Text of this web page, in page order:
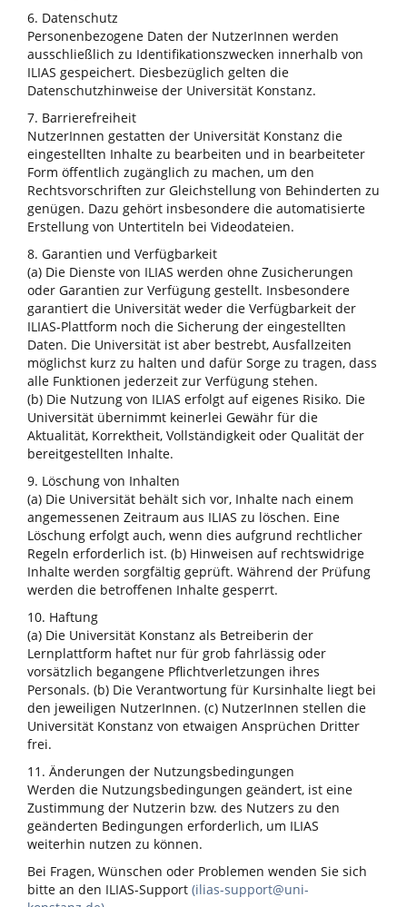
6. Datenschutz
Personenbezogene Daten der NutzerInnen werden
ausschließlich zu Identifikationszwecken innerhalb von
ILIAS gespeichert. Diesbezüglich gelten die
Datenschutzhinweise der Universität Konstanz.
7. Barrierefreiheit
NutzerInnen gestatten der Universität Konstanz die
eingestellten Inhalte zu bearbeiten und in bearbeiteter
Form öffentlich zugänglich zu machen, um den
Rechtsvorschriften zur Gleichstellung von Behinderten zu
genügen. Dazu gehört insbesondere die automatisierte
Erstellung von Untertiteln bei Videodateien.
8. Garantien und Verfügbarkeit
(a) Die Dienste von ILIAS werden ohne Zusicherungen
oder Garantien zur Verfügung gestellt. Insbesondere
garantiert die Universität weder die Verfügbarkeit der
ILIAS-Plattform noch die Sicherung der eingestellten
Daten. Die Universität ist aber bestrebt, Ausfallzeiten
möglichst kurz zu halten und dafür Sorge zu tragen, dass
alle Funktionen jederzeit zur Verfügung stehen.
(b) Die Nutzung von ILIAS erfolgt auf eigenes Risiko. Die
Universität übernimmt keinerlei Gewähr für die
Aktualität, Korrektheit, Vollständigkeit oder Qualität der
bereitgestellten Inhalte.
9. Löschung von Inhalten
(a) Die Universität behält sich vor, Inhalte nach einem
angemessenen Zeitraum aus ILIAS zu löschen. Eine
Löschung erfolgt auch, wenn dies aufgrund rechtlicher
Regeln erforderlich ist. (b) Hinweisen auf rechtswidrige
Inhalte werden sorgfältig geprüft. Während der Prüfung
werden die betroffenen Inhalte gesperrt.
10. Haftung
(a) Die Universität Konstanz als Betreiberin der
Lernplattform haftet nur für grob fahrlässig oder
vorsätzlich begangene Pflichtverletzungen ihres
Personals. (b) Die Verantwortung für Kursinhalte liegt bei
den jeweiligen NutzerInnen. (c) NutzerInnen stellen die
Universität Konstanz von etwaigen Ansprüchen Dritter
frei.
11. Änderungen der Nutzungsbedingungen
Werden die Nutzungsbedingungen geändert, ist eine
Zustimmung der Nutzerin bzw. des Nutzers zu den
geänderten Bedingungen erforderlich, um ILIAS
weiterhin nutzen zu können.
Bei Fragen, Wünschen oder Problemen wenden Sie sich
bitte an den ILIAS-Support (ilias-support@uni-